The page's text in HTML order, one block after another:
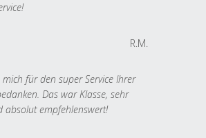
R.M.
für den super Service Ihrer
Das war Klasse, sehr
absolut empfehlenswert!